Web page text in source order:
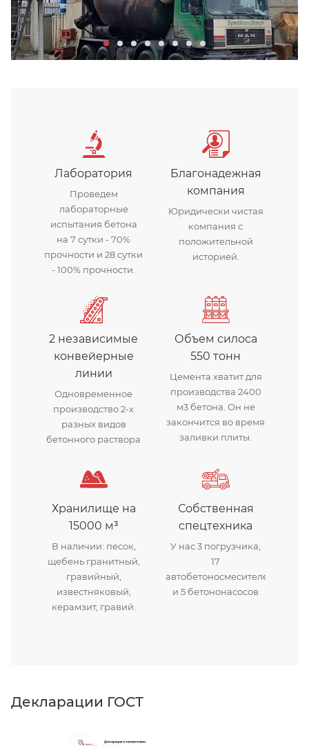
Лаборатория
Проведем
лабораторные
испытания бетона
на 7 сутки - 70%
прочности и 28 сутки
- 100% прочности.
Благонадежная
компания
Юридически чистая
компания с
положительной
историей.
2 независимые
конвейерные
линии
Одновременное
производство 2-х
разных видов
бетонного раствора
Объем силоса
550 тонн
Цемента хватит для
производства 2400
м3 бетона. Он не
закончится во время
заливки плиты.
Хранилище на
15000 м³
В наличии: песок,
щебень гранитный,
гравийный,
известняковый,
керамзит, гравий.
Собственная
спецтехника
У нас 3 погрузчика,
17
автобетоносмесителей
и 5 бетононасосов
Декларации ГОСТ